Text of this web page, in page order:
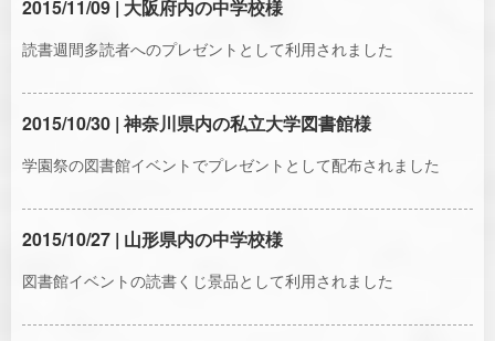
2015/11/09 | 大阪府内の中学校様
読書週間多読者へのプレゼントとして利用されました
2015/10/30 | 神奈川県内の私立大学図書館様
学園祭の図書館イベントでプレゼントとして配布されました
2015/10/27 | 山形県内の中学校様
図書館イベントの読書くじ景品として利用されました